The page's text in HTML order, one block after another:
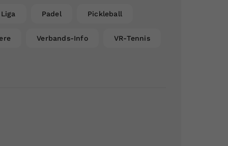
Liga Padel Pickleball
Verbands-Info VR-Tennis